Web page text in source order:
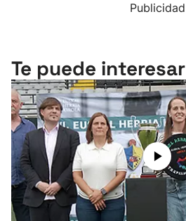
Publicidad
Te puede interesar